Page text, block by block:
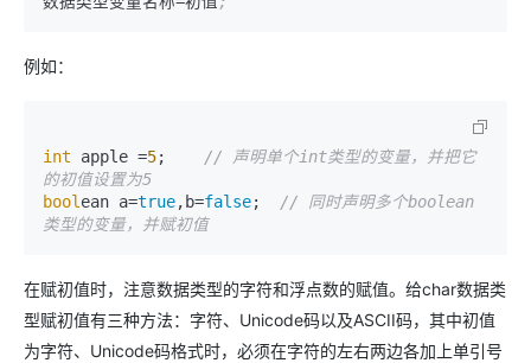
例如：
int apple =5;
// 声明单个int类型的变量，并把它
的初值设置为5
bool ean a=true,b=false;
// 同时声明多个boolean
类型的变量，并赋初值
在赋初值时，注意数据类型的字符和浮点数的赋值。给char数据类
型赋初值有三种方法：字符、Unicode码以及ASCII码，其中初值
为字符、Unicode码格式时，必须在字符的左右两边各加上单引号